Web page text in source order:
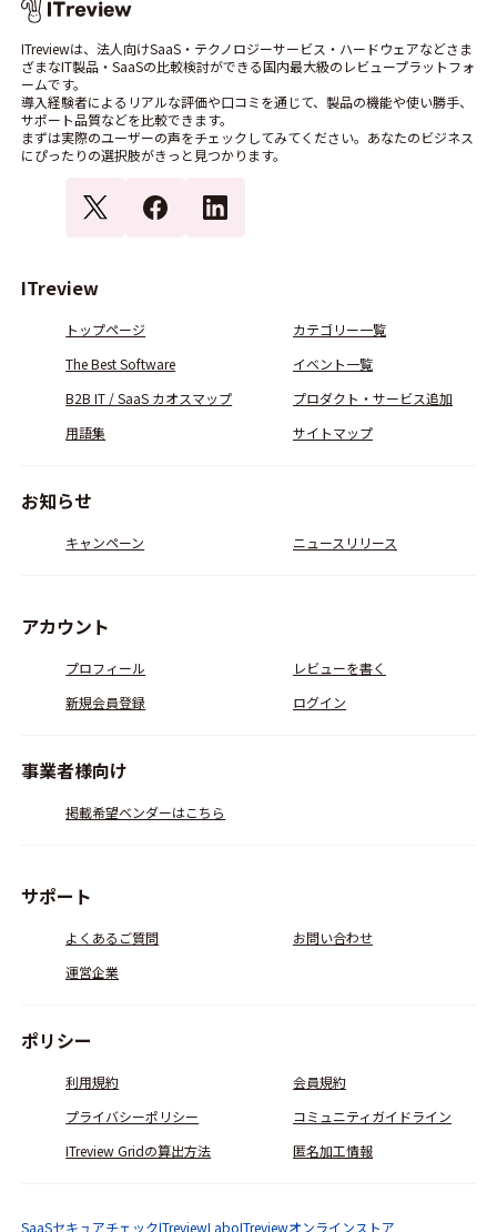
ITreviewは、法人向けSaaS・テクノロジーサービス・ハードウェアなどさま
ざまなIT製品・SaaSの比較検討ができる国内最大級のレビュープラットフォ
ームです。
導入経験者によるリアルな評価や口コミを通じて、製品の機能や使い勝手、
サポート品質などを比較できます。
まずは実際のユーザーの声をチェックしてみてください。あなたのビジネス
にぴったりの選択肢がきっと見つかります。
ITreview
トップページ
カテゴリー一覧
The Best Software
イベント一覧
B2B IT / SaaS カオスマップ
プロダクト・サービス追加
用語集
サイトマップ
お知らせ
キャンペーン ニュースリリース
アカウント
プロフィール
レビューを書く
新規会員登録
ログイン
事業者様向け
掲載希望ベンダーはこちら
サポート
よくあるご質問
お問い合わせ
運営企業
ポリシー
利用規約
会員規約
プライバシーポリシー
コミュニティガイドライン
ITreview Gridの算出方法
匿名加工情報
SaaSセキュアチェックITreviewLaboITreviewオンラインストア